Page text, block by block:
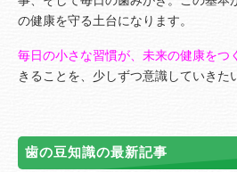
の健康を守る土台になります。
毎日の小さな習慣が、未来の健康をつ
きることを、少しずつ意識していきた
歯の豆知識の最新記事